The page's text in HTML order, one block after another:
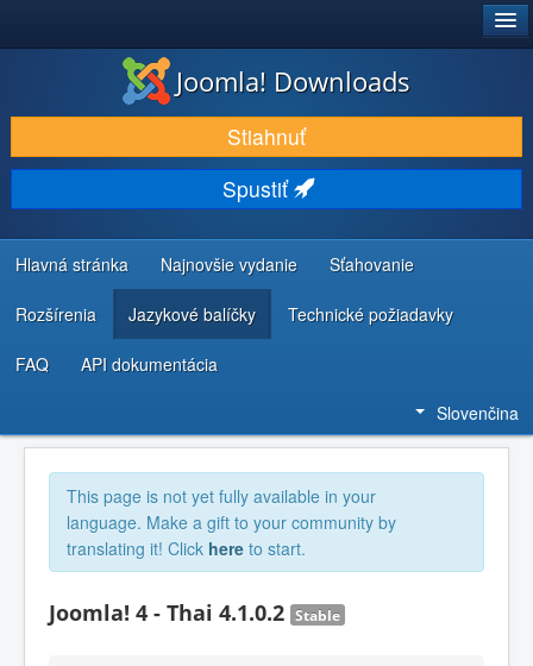
STIAHNUŤ & ROZŠÍRIŤ
OBJAVUJTE & UČTE SA
KOMUNITA & PODPORA
ZDROJE INFORMÁCIÍ PRE VÝVOJÁROV
Joomla! Downloads
Stiahnuť
Spustiť
Hlavná stránka Najnovšie vydanie Sťahovanie
Rozšírenia Jazykové balíčky Technické požiadavky
FAQ API dokumentácia
Slovenčina
This page is not yet fully available in your
language. Make a gift to your community by
translating it! Click here to start.
Joomla! 4 - Thai 4.1.0.2 Stable